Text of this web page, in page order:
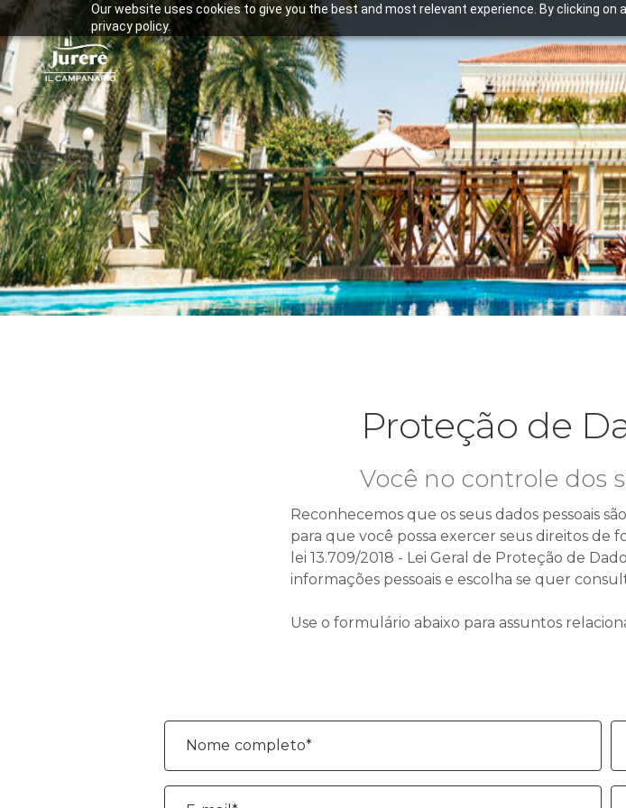
Our website uses cookies to give you the best and most relevant experience. By clicking
privacy policy.
Proteção de
Você no controle dos
Reconhecemos que os seus dados pessoais
para que você possa exercer seus direitos de
lei 13.709/2018 - Lei Geral de Proteção de
informações pessoais e escolha se quer
Use o formulário abaixo para assuntos
Nome completo*